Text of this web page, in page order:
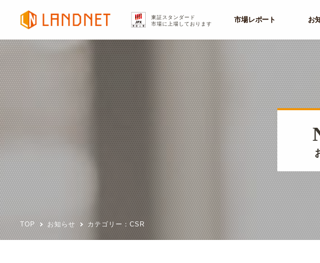
東証スタンダード
市場に上場しております
市場レポート お
TOP お知らせ カテゴリー：CSR